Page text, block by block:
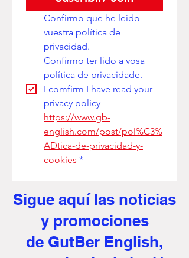
Confirmo que he leído
vuestra política de
Confirmo ter lido a vosa
I comfirm I have read your
privacy policy
https://www.gb-
english.com/post/pol%C3%
ADtica-de-privacidad-y-
cookies *
Sigue aquílas noticias
y promociones
de GutBer English,